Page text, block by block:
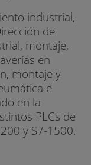
industrial,
de
montaje,
en
montaje y
e
en la
PLCs de
y S7-1500.